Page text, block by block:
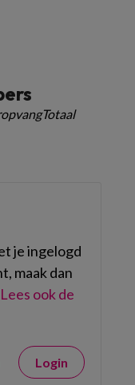
je ingelogd
maak dan
Lees ook de
Login